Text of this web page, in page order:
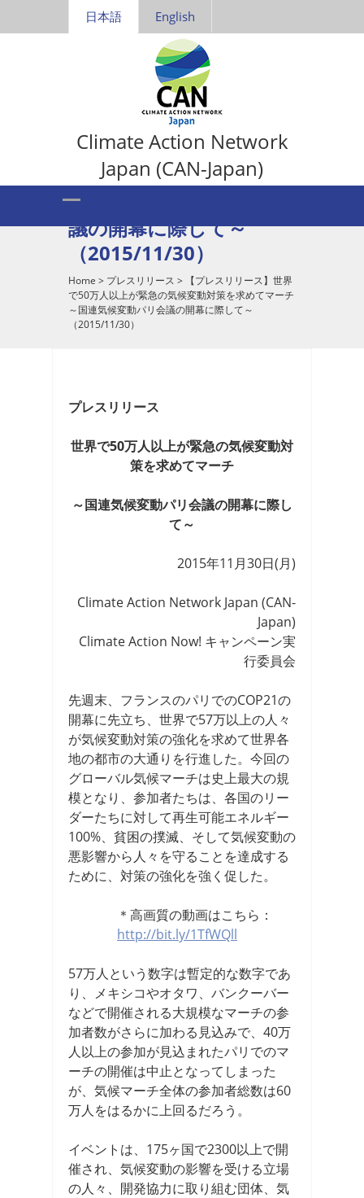
日本語 English
Climate Action Network
Japan (CAN-Japan)
【プレスリリース】世界
で50万人以上が緊急の気
候変動対策を求めてマー
チ～国連気候変動パリ会
議の開幕に際して～
（2015/11/30）
Home > プレスリリース >
【プレスリリース】世界
で50万人以上が緊急の気候変動対策を求めてマーチ
～国連気候変動パリ会議の開幕に際して～
（2015/11/30）
プレスリリース
世界で50万人以上が緊急の気候変動対
策を求めてマーチ
～国連気候変動パリ会議の開幕に際し
て～
2015年11月30日(月)
Climate Action Network Japan (CAN-
Japan)
Climate Action Now! キャンペーン実
行委員会
先週末、フランスのパリでのCOP21の
開幕に先立ち、世界で57万以上の人々
が気候変動対策の強化を求めて世界各
地の都市の大通りを行進した。今回の
グローバル気候マーチは史上最大の規
模となり、参加者たちは、各国のリー
ダーたちに対して再生可能エネルギー
100%、貧困の撲滅、そして気候変動の
悪影響から人々を守ることを達成する
ために、対策の強化を強く促した。
＊高画質の動画はこちら：
http://bit.ly/1TfWQll
57万人という数字は暫定的な数字であ
り、メキシコやオタワ、バンクーバー
などで開催される大規模なマーチの参
加者数がさらに加わる見込みで、40万
人以上の参加が見込まれたパリでのマ
ーチの開催は中止となってしまった
が、気候マーチ全体の参加者総数は60
万人をはるかに上回るだろう。
イベントは、175ヶ国で2300以上で開
催され、気候変動の影響を受ける立場
の人々、開発協力に取り組む団体、気